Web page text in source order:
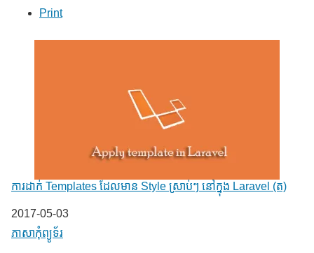
Print
ការដាក់ Templates ដែលមាន Style ស្រាប់ៗ នៅក្នុង​ Laravel (ត)
Date
2017-05-03
In relation to
ភាសា​កុំព្យូទ័រ